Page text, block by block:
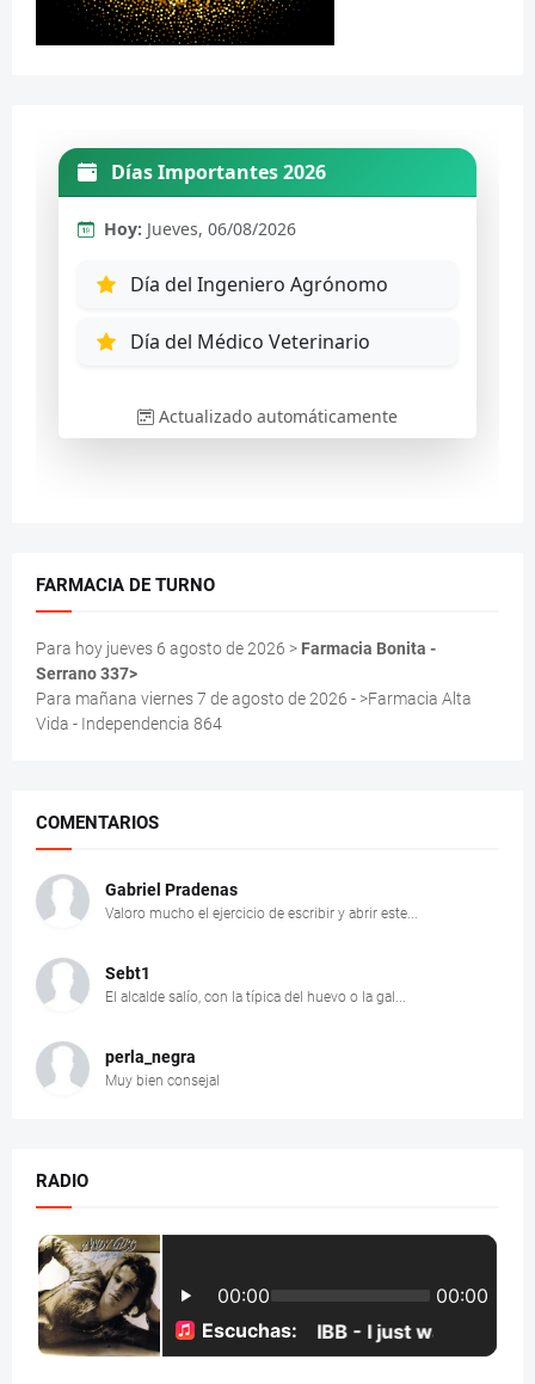
FARMACIA DE TURNO
Para hoy jueves 6 agosto de 2026 > Farmacia Bonita -
Serrano 337>
Para mañana viernes 7 de agosto de 2026 - >Farmacia Alta
Vida - Independencia 864
COMENTARIOS
Gabriel Pradenas
Valoro mucho el ejercicio de escribir y abrir este...
Sebt1
El alcalde salío, con la típica del huevo o la gal...
perla_negra
Muy bien consejal
RADIO